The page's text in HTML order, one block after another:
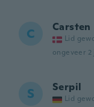
C Carsten
Lid
ongeveer 2
S Serpil
Lid